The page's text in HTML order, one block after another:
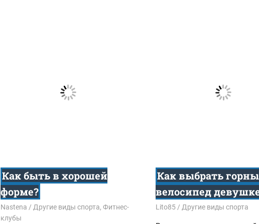
Как быть в хорошей
форме?
30.09.2015
Nastena Другие виды спорта, Фитнес-
клубы
Как выбрать
велосипед
11.06.2015
Lito85 Другие виды спорта